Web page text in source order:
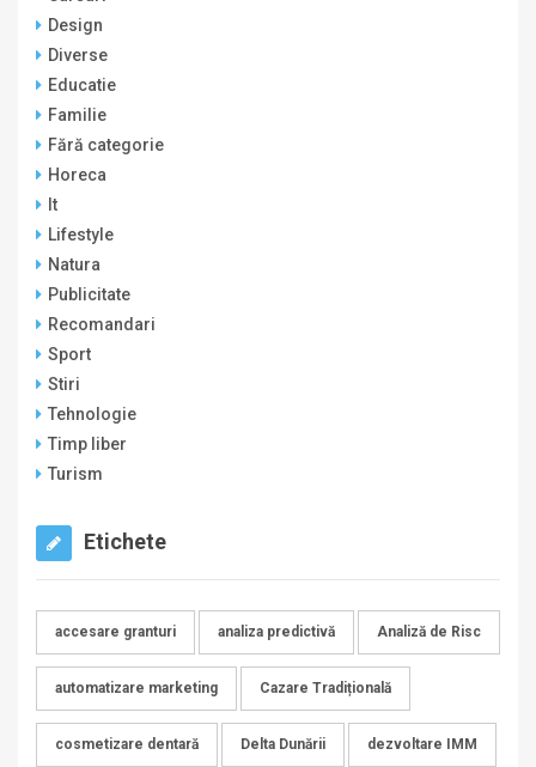
Design
Diverse
Educatie
Familie
Fără categorie
Horeca
It
Lifestyle
Natura
Publicitate
Recomandari
Sport
Stiri
Tehnologie
Timp liber
Turism
Etichete
accesare granturi analiza predictivă Analiză de Risc
automatizare marketing Cazare Tradițională
cosmetizare dentară Delta Dunării dezvoltare IMM